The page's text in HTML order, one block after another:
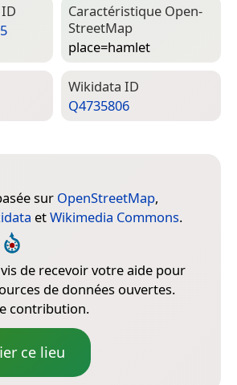
Caractéristique Open­
Street­Map
place=­hamlet
Wiki­data ID
Q4735806
sur OpenStreetMap,
etWikimedia Commons.
de recevoir votre aide pour
de données ouvertes.
contribution.
ce lieu